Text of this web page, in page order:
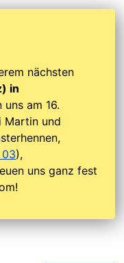
nächsten
in
am 16.
Martin und
),
uns ganz fest